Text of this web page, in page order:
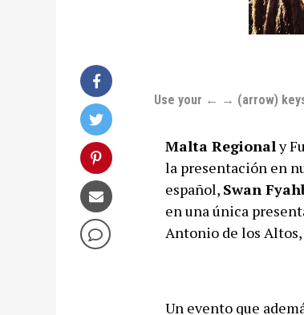
Use your ← → (arrow)
Malta Regionaly
la presentación en
español, Swan
en una única
Antonio de los Altos,
Un evento que